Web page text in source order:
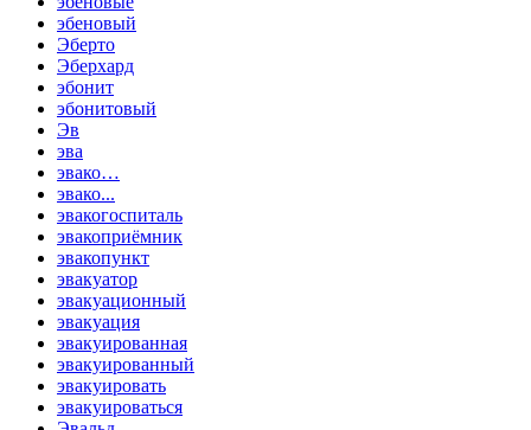
эбеновый
Эберто
Эберхард
эбонит
эбонитовый
Эв
эва
эвако…
эвако...
эвакогоспиталь
эвакоприёмник
эвакопункт
эвакуатор
эвакуационный
эвакуация
эвакуированная
эвакуированный
эвакуировать
эвакуироваться